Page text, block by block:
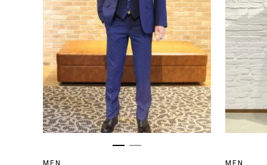
MEN MEN